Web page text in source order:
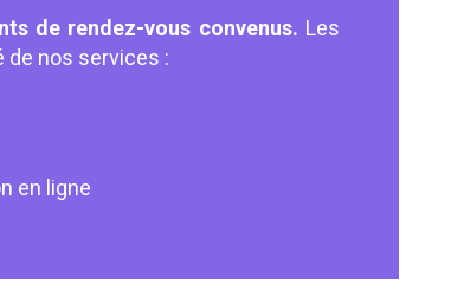
de rendez-vous convenus. Les
de nos services :
en ligne